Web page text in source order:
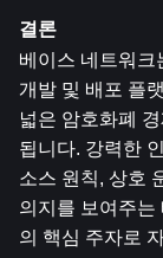
결론
베이스 네트워크
개발 및 배포 플
넓은 암호화폐
됩니다. 강력한
소스 원칙, 상호
의지를 보여주는
의 핵심 주자로